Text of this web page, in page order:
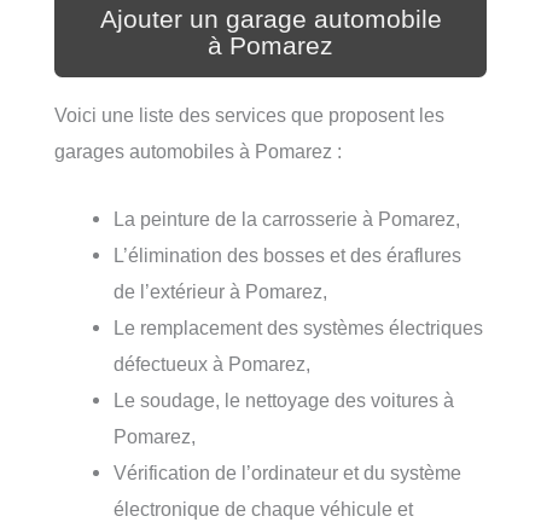
Ajouter un garage automobile
à Pomarez
Voici une liste des services que proposent les
garages automobiles à Pomarez :
La peinture de la carrosserie à Pomarez,
L’élimination des bosses et des éraflures
de l’extérieur à Pomarez,
Le remplacement des systèmes électriques
défectueux à Pomarez,
Le soudage, le nettoyage des voitures à
Pomarez,
Vérification de l’ordinateur et du système
électronique de chaque véhicule et